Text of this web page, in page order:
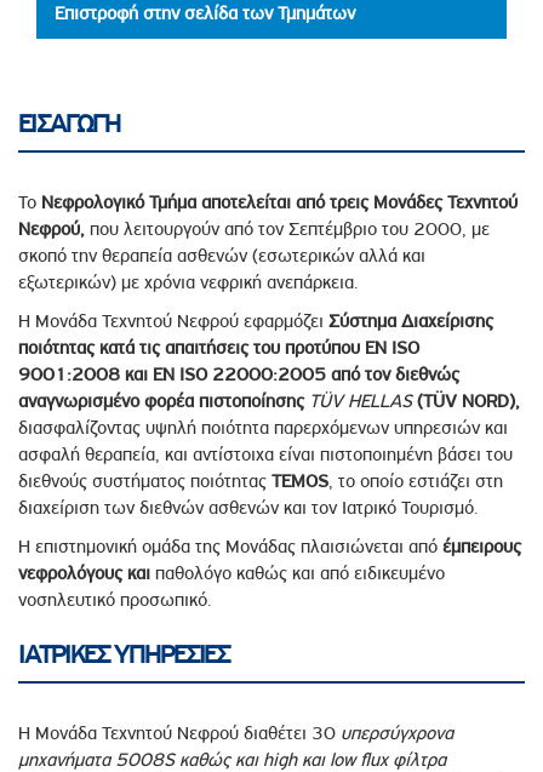
Επιστροφή στην σελίδα των Τμημάτων
ΕΙΣΑΓΩΓΗ
Το Νεφρολογικό Τμήμα αποτελείται από τρεις Μονάδες Τεχνητού
Νεφρού, που λειτουργούν από τον Σεπτέμβριο του 2000, με
σκοπό την θεραπεία ασθενών (εσωτερικών αλλά και
εξωτερικών) με χρόνια νεφρική ανεπάρκεια.
Η Μονάδα Τεχνητού Νεφρού εφαρμόζει Σύστημα Διαχείρισης
ποιότητας κατά τις απαιτήσεις του προτύπου ΕΝ ISO
9001:2008 και EN ISO 22000:2005 από τον διεθνώς
αναγνωρισμένο φορέα πιστοποίησης TÜV HELLAS(TÜV NORD),
διασφαλίζοντας υψηλή ποιότητα παρερχόμενων υπηρεσιών και
ασφαλή θεραπεία, και αντίστοιχα είναι πιστοποιημένη βάσει του
διεθνούς συστήματος ποιότητας TEMOS, το οποίο εστιάζει στη
διαχείριση των διεθνών ασθενών και τον Ιατρικό Τουρισμό.
Η επιστημονική ομάδα της Μονάδας πλαισιώνεται από έμπειρους
νεφρολόγους και παθολόγο καθώς και από ειδικευμένο
νοσηλευτικό προσωπικό.
ΙΑΤΡΙΚΕΣ ΥΠΗΡΕΣΙΕΣ
Η Μονάδα Τεχνητού Νεφρού διαθέτει 30 υπερσύγχρονα
μηχανήματα 5008S καθώς και high και low flux φίλτρα